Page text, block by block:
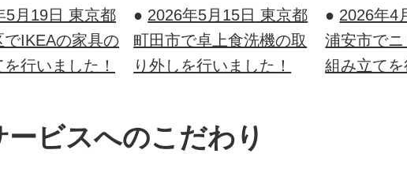
5月19日 東京都
でIKEAの家具の
行いました！
● 2026年5月15日 東京都
町田市で卓上食洗機の取
り外しを行いました！
● 2026年4
浦安市で
組み立てを
ービスへのこだわり